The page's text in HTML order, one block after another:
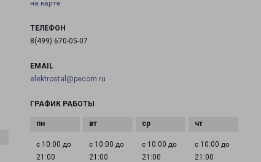
на карте
ТЕЛЕФОН
8(499) 670-05-07
EMAIL
elektrostal@pecom.ru
ГРАФИК РАБОТЫ
с 10:00 до
21:00
с 10:00 до
21:00
с 10:00 до
21:00
с 10:00 до
21:00